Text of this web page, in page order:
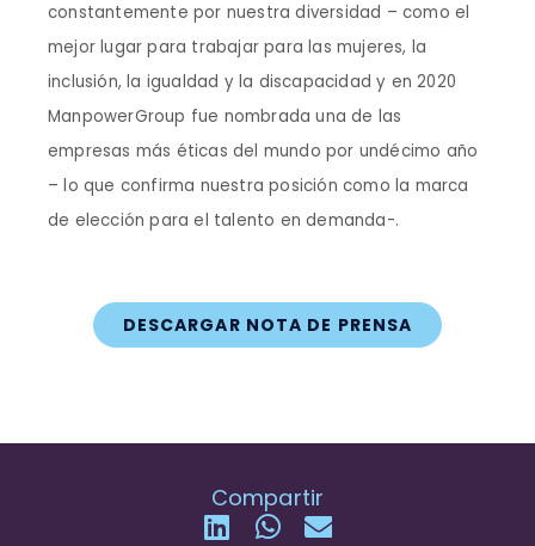
constantemente por nuestra diversidad – como el
mejor lugar para trabajar para las mujeres, la
inclusión, la igualdad y la discapacidad y en 2020
ManpowerGroup fue nombrada una de las
empresas más éticas del mundo por undécimo año
– lo que confirma nuestra posición como la marca
de elección para el talento en demanda-.
DESCARGAR NOTA DE PRENSA
Compartir